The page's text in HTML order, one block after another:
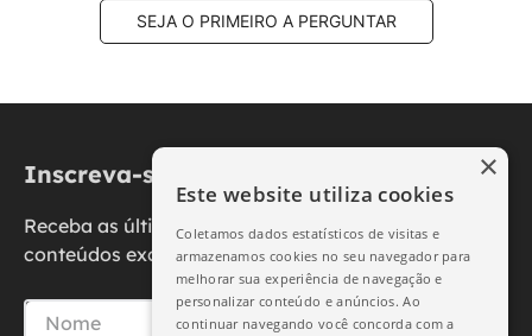
SEJA O PRIMEIRO A PERGUNTAR
Inscreva-se na nossa newsletter
Receba as últimas novidades, promoções e
conteúdos exclusivos diretamente no seu e-mail.
Este website utiliza cookies
Coletamos dados estatísticos de visitas e
armazenamos cookies no seu navegador para
melhorar sua experiência de navegação e
personalizar conteúdo e anúncios. Ao
continuar navegando você concorda com a
×